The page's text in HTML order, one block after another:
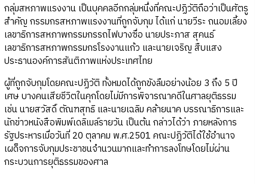
กลุ่มสหภาพแรงงาน เป็นบุคคลอีกกลุ่มหนึ่งที่คณะปฏิวัติถือว่าเป็นศัตรู
สำคัญ กรรมกรสหภาพแรงงานที่ถูกจับกุม ได้แก่ นายวีระ ถนอมเลี้ยง
เลขาธิการสหภาพกรรมกรรถไฟบางซื่อ นายประภาส สุคนธ์
เลขาธิการสหภาพกรรมกรโรงงานแก้ว และนายเจริญ สืบแสง
ประธานองค์การสันติภาพแห่งประเทศไทย
ผู้ที่ถูกจับกุมโดยคณะปฏิวัติ ทั้งหมดได้ถูกขังลืมอย่างน้อย 3 ถึง 5 ปี
เศษ บางคนเสียชีวิตในคุกโดยไม่มีการพิจารณาคดีในศาลยุติธรรม
เช่น นายสวัสดิ์ ตัณฑสุทธิ และนายเฉลิม คล้ายนาค บรรณาธิการและ
นักข่าวหนังสือพิมพ์เดลิเมล์รายวัน เป็นต้น กล่าวได้ว่า ภายหลังการ
รัฐประหารเมื่อวันที่ 20 ตุลาคม พ.ศ.2501 คณะปฏิวัติได้ใช้อำนาจ
เผด็จการจับกุมประชาชนจำนวนมากและทำการลงโทษโดยไม่ผ่าน
กระบวนการยุติธรรมของศาล